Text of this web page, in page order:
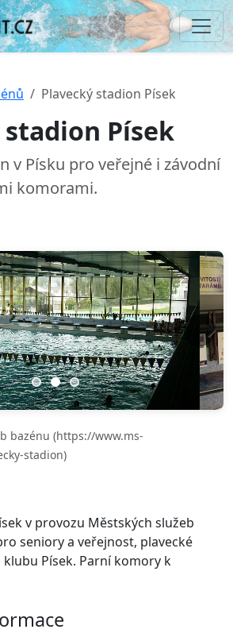
Plavecký stadion Písek
Písek
v Písku pro veřejné i závodní
komorami.
Next
bazénu (https://www.ms-
stadion)
v provozu Městských služeb
seniory a veřejnost, plavecké
klubu Písek. Parní komory k